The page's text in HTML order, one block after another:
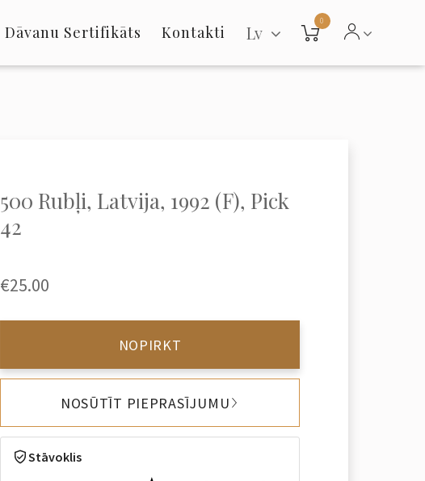
Dāvanu Sertifikāts Kontakti Lv
0
500 Rubļi, Latvija, 1992 (F), Pick
42
€25.00
NOPIRKT
NOSŪTĪT PIEPRASĪJUMU
Stāvoklis